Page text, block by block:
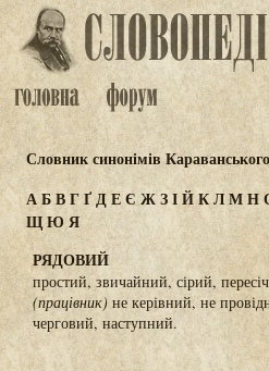
Словник синонімів Караванського
АБВГҐДЕЄ ЖЗІЙКЛМН
ЩЮ Я
РЯДОВИЙ
простий, звичайний, сірий,
(працівник) не керівний, не
черговий, наступний.